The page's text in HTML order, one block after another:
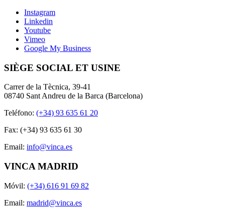
Instagram
Linkedin
Youtube
Vimeo
Google My Business
SIÈGE SOCIAL ET USINE
Carrer de la Tècnica, 39-41
08740 Sant Andreu de la Barca (Barcelona)
Teléfono: (+34) 93 635 61 20
Fax: (+34) 93 635 61 30
Email: info@vinca.es
VINCA MADRID
Móvil: (+34) 616 91 69 82
Email: madrid@vinca.es